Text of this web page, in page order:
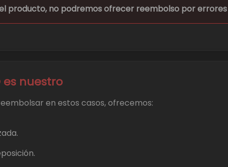
producto, no podremos ofrecer reembolso por
es nuestro
en estos casos, ofrecemos: